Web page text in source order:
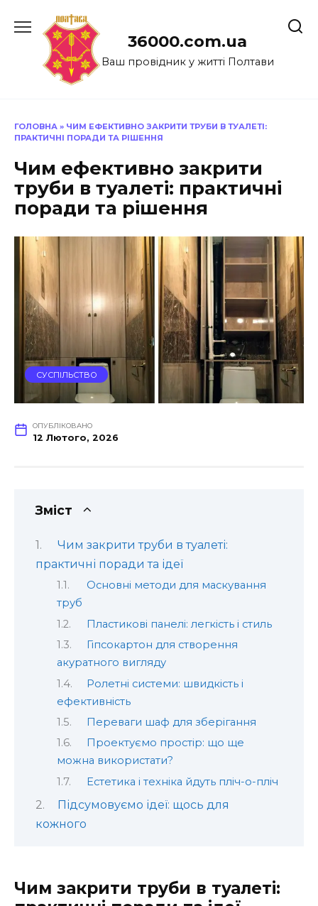
до
36000.com.ua
Ваш провідник у житті Полтави
ГОЛОВНА » ЧИМ ЕФЕКТИВНО ЗАКРИТИ ТРУБИ В ТУАЛЕТІ:
ПРАКТИЧНІ ПОРАДИ ТА РІШЕННЯ
Чим ефективно закрити
труби в туалеті: практичні
поради та рішення
СУСПІЛЬСТВО
ОПУБЛІКОВАНО
12 Лютого, 2026
Зміст
Чим закрити труби в туалеті:
практичні поради та ідеї
Основні методи для маскування
труб
Пластикові панелі: легкість і стиль
Гіпсокартон для створення
акуратного вигляду
Ролетні системи: швидкість і
ефективність
Переваги шаф для зберігання
Проектуємо простір: що ще
можна використати?
Естетика і техніка йдуть пліч-о-пліч
Підсумовуємо ідеї: щось для
кожного
Чим закрити труби в туалеті: